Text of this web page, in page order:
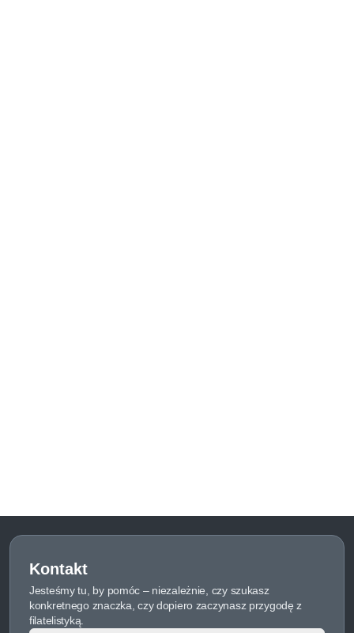
Kontakt
Jesteśmy tu, by pomóc – niezależnie, czy szukasz
konkretnego znaczka, czy dopiero zaczynasz przygodę z
filatelistyką.